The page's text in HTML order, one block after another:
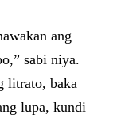
ang
sabi niya.
litrato, baka
lupa, kundi